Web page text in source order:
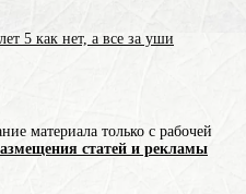
5 как нет, а все за уши
материала только с рабочей
статей и рекламы